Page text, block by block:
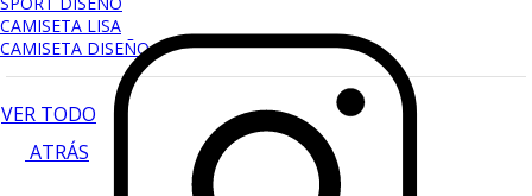
CAMISETA LISA
CAMISETA DISEÑO
VER TODO
ATRÁS